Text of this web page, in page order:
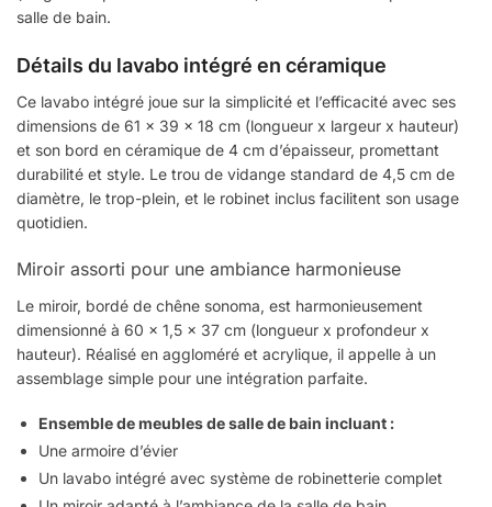
salle de bain.
Détails du lavabo intégré en céramique
Ce lavabo intégré joue sur la simplicité et l’efficacité avec ses
dimensions de 61 x 39 x 18 cm (longueur x largeur x hauteur)
et son bord en céramique de 4 cm d’épaisseur, promettant
durabilité et style. Le trou de vidange standard de 4,5 cm de
diamètre, le trop-plein, et le robinet inclus facilitent son usage
quotidien.
Miroir assorti pour une ambiance harmonieuse
Le miroir, bordé de chêne sonoma, est harmonieusement
dimensionné à 60 x 1,5 x 37 cm (longueur x profondeur x
hauteur). Réalisé en aggloméré et acrylique, il appelle à un
assemblage simple pour une intégration parfaite.
Ensemble de meubles de salle de bain incluant :
Une armoire d’évier
Un lavabo intégré avec système de robinetterie complet